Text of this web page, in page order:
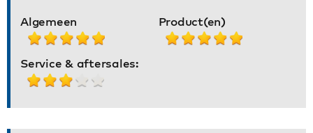
Algemeen Product(en)
Service & aftersales: